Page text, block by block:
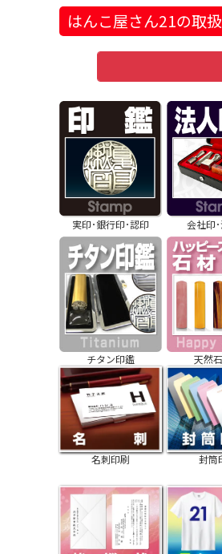
はんこ屋さん21の取
実印･銀行印･認印 会社印
チタン印鑑 天然
名刺印刷 封筒